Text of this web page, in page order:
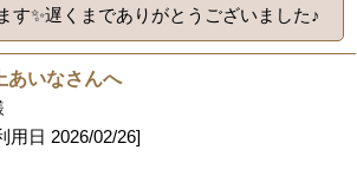
す✨遅くまでありがとうございました♪
あいなさんへ
用日 2026/02/26]